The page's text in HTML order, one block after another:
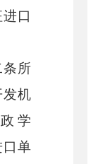
口
所
发机
学
口单